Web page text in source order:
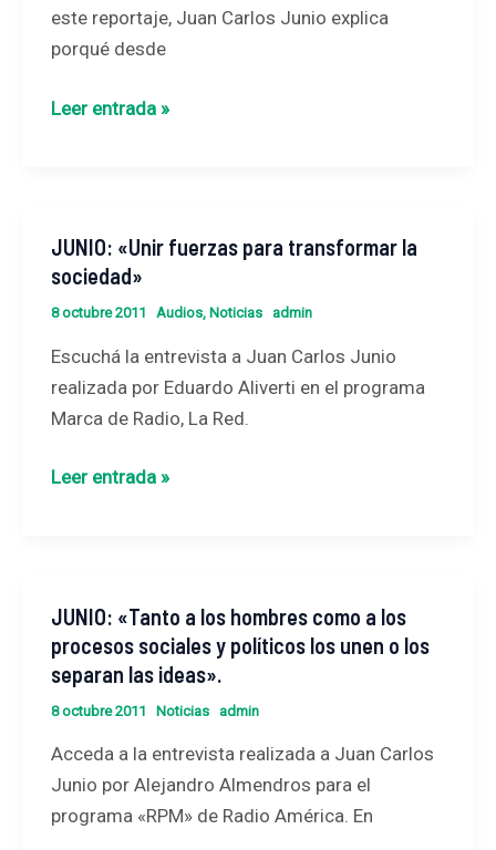
este reportaje, Juan Carlos Junio explica
porqué desde
igualdad”
Leer entrada »
JUNIO: «Unir fuerzas para transformar la
sociedad»
8 octubre 2011 Audios, Noticias admin
Escuchá la entrevista a Juan Carlos Junio
realizada por Eduardo Aliverti en el programa
Marca de Radio, La Red.
JUNIO:
«Unir
fuerzas
Leer entrada »
JUNIO: «Tanto a los hombres como a los
procesos sociales y políticos los unen o los
separan las ideas».
8 octubre 2011 Noticias admin
Acceda a la entrevista realizada a Juan Carlos
Junio por Alejandro Almendros para el
programa «RPM» de Radio América. En
JUNIO:
«Tanto
a
los
los